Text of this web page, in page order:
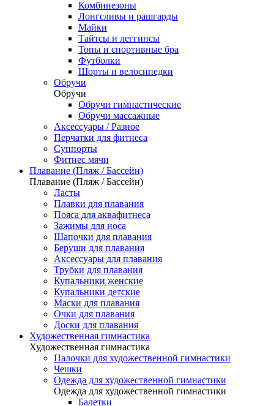
Комбинезоны
Лонгсливы и рашгарды
Майки
Тайтсы и леггинсы
Топы и спортивные бра
Футболки
Шорты и велосипедки
Обручи
Обручи
Обручи гимнастические
Обручи массажные
Аксессуары / Разное
Перчатки для фитнеса
Суппорты
Фитнес мячи
Плавание (Пляж / Бассейн)
Плавание (Пляж / Бассейн)
Ласты
Плавки для плавания
Пояса для аквафитнеса
Зажимы для носа
Шапочки для плавания
Беруши для плавания
Аксессуары для плавания
Трубки для плавания
Купальники женские
Купальники детские
Маски для плавания
Очки для плавания
Доски для плавания
Художественная гимнастика
Художественная гимнастика
Палочки для художественной гимнастики
Чешки
Одежда для художественной гимнастики
Одежда для художественной гимнастики
Балетки